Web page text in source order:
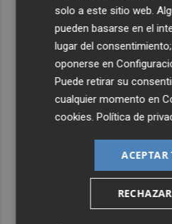
solo a este sitio web.
pueden basarse en el
lugar del
oponerse en
Puede retirar su
cualquier momento en
cookies .Política de
ACEPTAR